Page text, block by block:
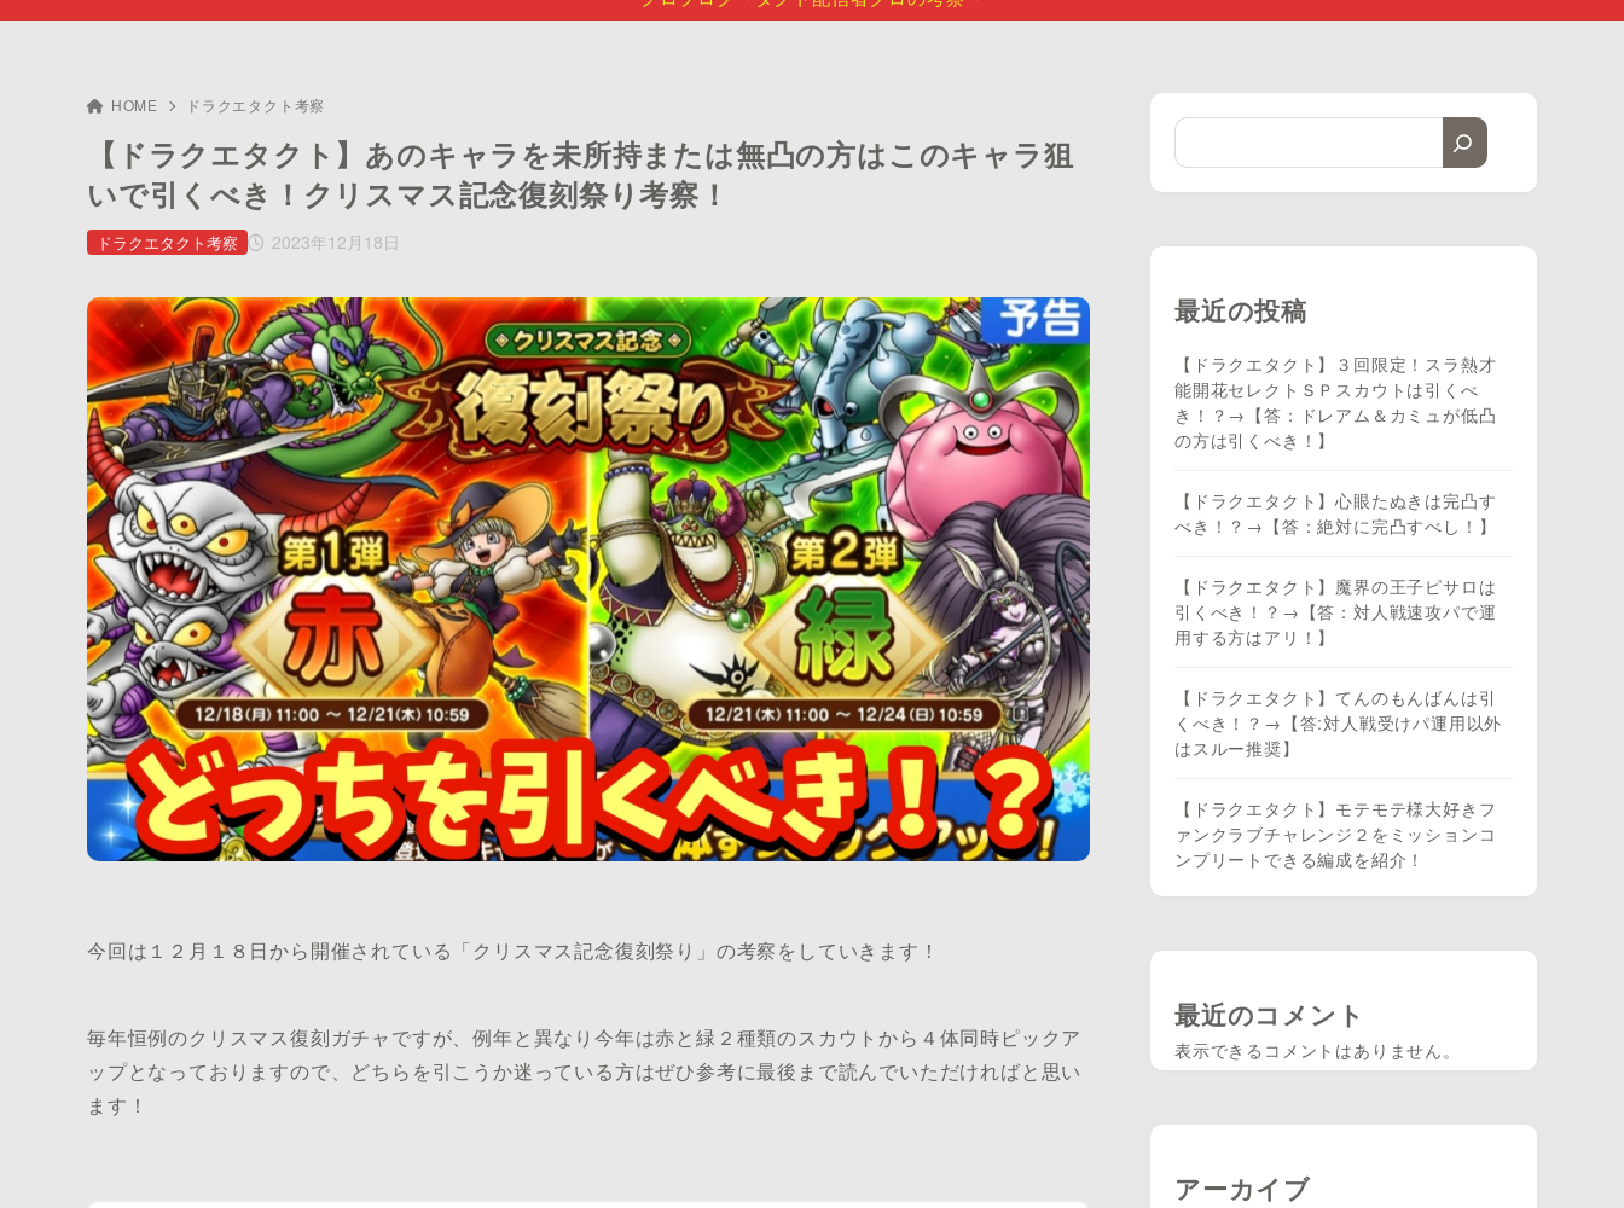
HOME ドラクエタクト考察
【ドラクエタクト】あのキャラを未所持または無凸の方はこのキャラ狙
いで引くべき！クリスマス記念復刻祭り考察！
2023年12月18日
ドラクエタクト考察
今回は１２月１８日から開催されている「クリスマス記念復刻祭り」の考察をしていきます！
毎年恒例のクリスマス復刻ガチャですが、例年と異なり今年は赤と緑２種類のスカウトから４体同時ピックア
ップとなっておりますので、どちらを引こうか迷っている方はぜひ参考に最後まで読んでいただければと思い
ます！
最近の投稿
【ドラクエタクト】３回限定！スラ熱才
能開花セレクトＳＰスカウトは引くべ
き！？→【答：ドレアム＆カミュが低凸
の方は引くべき！】
【ドラクエタクト】心眼たぬきは完凸す
べき！？→【答：絶対に完凸すべし！】
【ドラクエタクト】魔界の王子ピサロは
引くべき！？→【答：対人戦速攻パで運
用する方はアリ！】
【ドラクエタクト】てんのもんばんは引
くべき！？→【答:対人戦受けパ運用以外
はスルー推奨】
【ドラクエタクト】モテモテ様大好きフ
ァンクラブチャレンジ２をミッションコ
ンプリートできる編成を紹介！
最近のコメント
表示できるコメントはありません。
アーカイブ